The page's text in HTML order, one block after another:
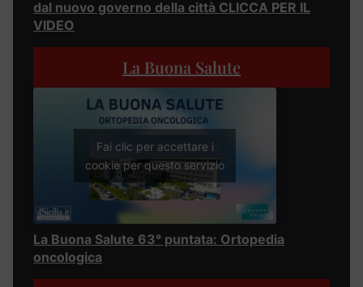
dal nuovo governo della città CLICCA PER IL
VIDEO
La Buona Salute
Fai clic per accettare i
cookie per questo servizio
La Buona Salute 63° puntata: Ortopedia
oncologica